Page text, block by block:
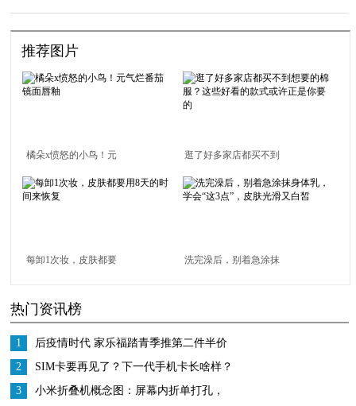
推荐图片
橘朵x愤怒的小鸟！元
气烂番茄镜面唇釉
逛了好多家店都买不到
想要的棉服？这些好看
的款式或许正是你要的
每卸1次妆，皮肤都要 洗完澡后，别着急涂抹
热门资讯榜
1
后疫情时代 家乐福踏青季推第二件半价
迎报复性消费
2
SIM卡要再见了？下一代手机卡长啥样？
3
小米折叠机概念图：屏幕内折单打孔，